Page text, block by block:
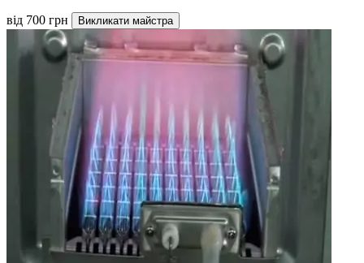
від 700 грн Викликати майстра